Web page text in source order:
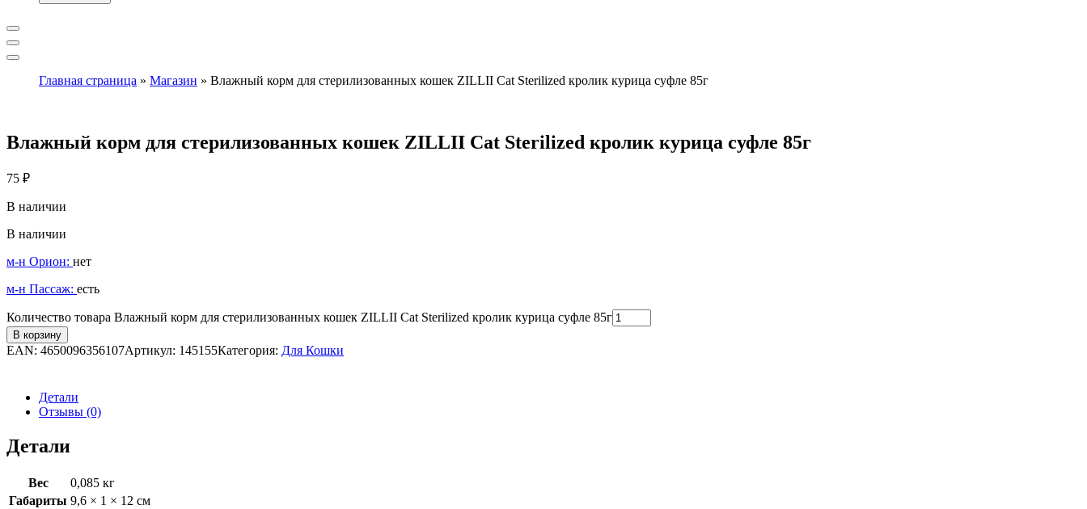
Главная страница » Магазин » Влажный корм для стерилизованных кошек ZILLII Cat Sterilized кролик курица суфле 85г
Влажный корм для стерилизованных кошек ZILLII Cat Sterilized кролик курица суфле 85г
75 ₽
В наличии
В наличии
м-н Орион: нет
м-н Пассаж: есть
Количество товара Влажный корм для стерилизованных кошек ZILLII Cat Sterilized кролик курица суфле 85г
В корзину
EAN: 4650096356107Артикул: 145155Категория: Для Кошки
Детали
Отзывы (0)
Детали
Вес
0,085 кг
Габариты 9,6 × 1 × 12 см